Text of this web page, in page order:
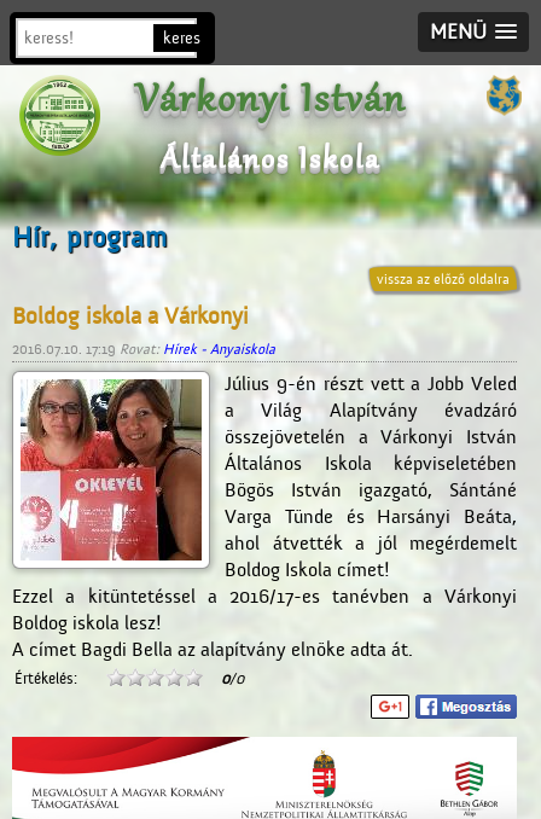
MENÜ
Várkonyi István
Általános Iskola
Hír, program
vissza az előző oldalra
Boldog iskola a Várkonyi
2016.07.10. 17:19 Rovat: Hírek - Anyaiskola
Július 9-én részt vett a Jobb Veled
a Világ Alapítvány évadzáró
összejövetelén a Várkonyi István
Általános Iskola képviseletében
Bögös István igazgató, Sántáné
Varga Tünde és Harsányi Beáta,
ahol átvették a jól megérdemelt
Boldog Iskola címet!
Ezzel a kitüntetéssel a 2016/17-es tanévben a Várkonyi
Boldog iskola lesz!
A címet Bagdi Bella az alapítvány elnöke adta át.
Értékelés: 0/0